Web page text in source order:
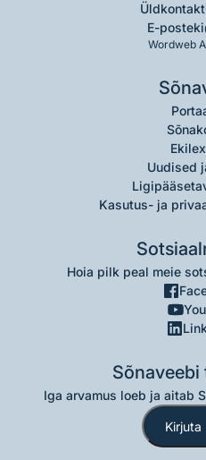
Üldkontakt
E-post
Wordweb
Uudised
Kasutus- ja
Hoia pilk peal meie
Sõnaveebi
Iga arvamus loeb ja aitab
Kirjuta